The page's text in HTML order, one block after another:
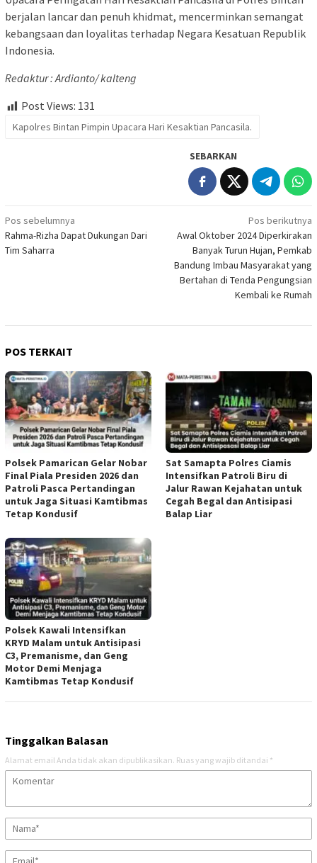
berjalan lancar dan penuh khidmat, mencerminkan semangat
kebangsaan dan loyalitas terhadap Negara Kesatuan Republik
Indonesia.
Redaktur : Ardianto/ kalteng
Post Views: 131
Kapolres Bintan Pimpin Upacara Hari Kesaktian Pancasila.
SEBARKAN
Navigasi
pos
Pos sebelumnya
Rahma-Rizha Dapat Dukungan Dari
Tim Saharra
Pos berikutnya
Awal Oktober 2024 Diperkirakan
Banyak Turun Hujan, Pemkab
Bandung Imbau Masyarakat yang
Bertahan di Tenda Pengungsian
Kembali ke Rumah
POS TERKAIT
Polsek Pamarican Gelar Nobar
Final Piala Presiden 2026 dan
Patroli Pasca Pertandingan
untuk Jaga Situasi Kamtibmas
Tetap Kondusif
Sat Samapta Polres Ciamis
Intensifkan Patroli Biru di
Jalur Rawan Kejahatan untuk
Cegah Begal dan Antisipasi
Balap Liar
Polsek Kawali Intensifkan
KRYD Malam untuk Antisipasi
C3, Premanisme, dan Geng
Motor Demi Menjaga
Kamtibmas Tetap Kondusif
Tinggalkan Balasan
Alamat email Anda tidak akan dipublikasikan. Ruas yang wajib ditandai *